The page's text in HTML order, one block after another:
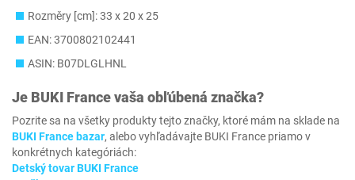
Rozměry [cm]: ‎33 x 20 x 25
EAN: 3700802102441
ASIN: B07DLGLHNL
Je BUKI Francevaša obľúbená značka?
Pozrite sa na všetky produkty tejto značky, ktoré mám na sklade na
BUKI France bazar, alebo vyhľadávajte BUKI France priamo v
konkrétnych kategóriách:
Detský tovar BUKI France